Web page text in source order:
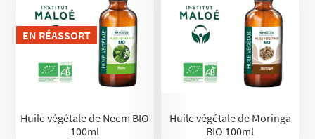
EN RÉASSORT
Huile végétale de Neem BIO
100ml
Huile végétale de Moringa
BIO 100ml